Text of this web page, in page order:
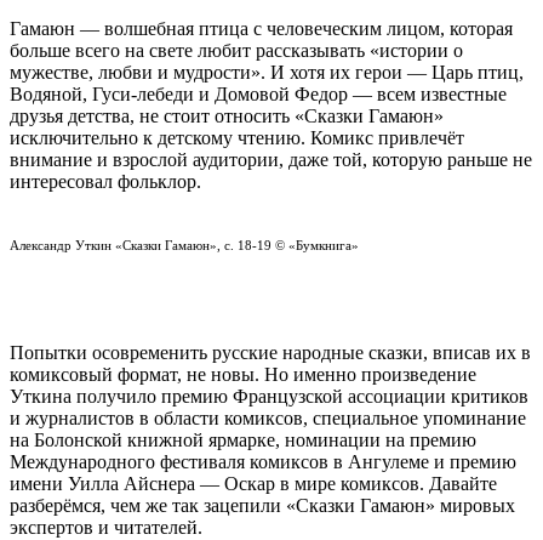
Гамаюн — волшебная птица с человеческим лицом, которая
больше всего на свете любит рассказывать «истории о
мужестве, любви и мудрости». И хотя их герои — Царь птиц,
Водяной, Гуси-лебеди и Домовой Федор — всем известные
друзья детства, не стоит относить «Сказки Гамаюн»
исключительно к детскому чтению. Комикс привлечёт
внимание и взрослой аудитории, даже той, которую раньше не
интересовал фольклор.
Александр Уткин «Сказки Гамаюн», с. 18-19 © «Бумкнига»
Попытки осовременить русские народные сказки, вписав их в
комиксовый формат, не новы. Но именно произведение
Уткина получило премию Французской ассоциации критиков
и журналистов в области комиксов, специальное упоминание
на Болонской книжной ярмарке, номинации на премию
Международного фестиваля комиксов в Ангулеме и премию
имени Уилла Айснера — Оскар в мире комиксов. Давайте
разберёмся, чем же так зацепили «Сказки Гамаюн» мировых
экспертов и читателей.